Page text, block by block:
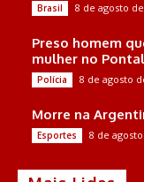
Brasil 8 de agosto
Preso homem
mulher no
Polícia 8 de agosto
Morre na
Esportes 8 de